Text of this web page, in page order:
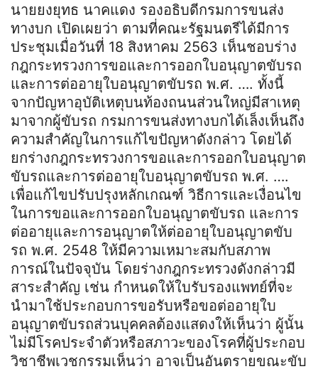
นายยงยุทธ นาคแดง รองอธิบดีกรมการขนส่ง
ทางบก เปิดเผยว่า ตามที่คณะรัฐมนตรีได้มีการ
ประชุมเมื่อวันที่ 18 สิงหาคม 2563 เห็นชอบร่าง
กฎกระทรวงการขอและการออกใบอนุญาตขับรถ
และการต่ออายุใบอนุญาตขับรถ พ.ศ. …. ทั้งนี้
จากปัญหาอุบัติเหตุบนท้องถนนส่วนใหญ่มีสาเหตุ
มาจากผู้ขับรถ กรมการขนส่งทางบกได้เล็งเห็นถึง
ความสำคัญในการแก้ไขปัญหาดังกล่าว โดยได้
ยกร่างกฎกระทรวงการขอและการออกใบอนุญาต
ขับรถและการต่ออายุใบอนุญาตขับรถ พ.ศ. ….
เพื่อแก้ไขปรับปรุงหลักเกณฑ์ วิธีการและเงื่อนไข
ในการขอและการออกใบอนุญาตขับรถ และการ
ต่ออายุและการอนุญาตให้ต่ออายุใบอนุญาตขับ
รถ พ.ศ. 2548 ให้มีความเหมาะสมกับสภาพ
การณ์ในปัจจุบัน โดยร่างกฎกระทรวงดังกล่าวมี
สาระสำคัญ เช่น กำหนดให้ใบรับรองแพทย์ที่จะ
นำมาใช้ประกอบการขอรับหรือขอต่ออายุใบ
อนุญาตขับรถส่วนบุคคลต้องแสดงให้เห็นว่า ผู้นั้น
ไม่มีโรคประจำตัวหรือสภาวะของโรคที่ผู้ประกอบ
วิชาชีพเวชกรรมเห็นว่า อาจเป็นอันตรายขณะขับ